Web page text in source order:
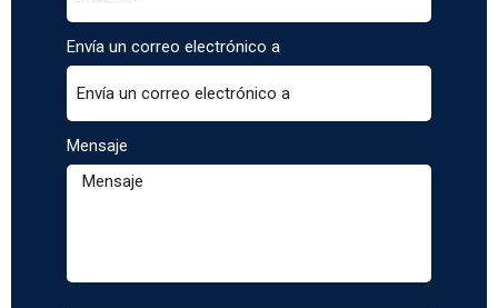
Envía un correo electrónico a
Mensaje